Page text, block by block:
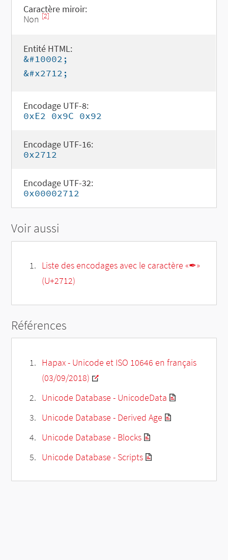
Caractère miroir:
Non [2]
Entité HTML:
&#10002;
&#x2712;
Encodage UTF-8:
0xE2 0x9C 0x92
Encodage UTF-16:
0x2712
Encodage UTF-32:
0x00002712
Voir aussi
Liste des encodages avec le caractère «✒»
(U+2712)
Références
Hapax - Unicode et ISO 10646 en français
(03/09/2018)
Unicode Database - UnicodeData
Unicode Database - Derived Age
Unicode Database - Blocks
Unicode Database - Scripts